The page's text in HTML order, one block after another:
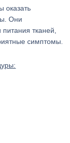
оказать
Они
тканей,
симптомы.